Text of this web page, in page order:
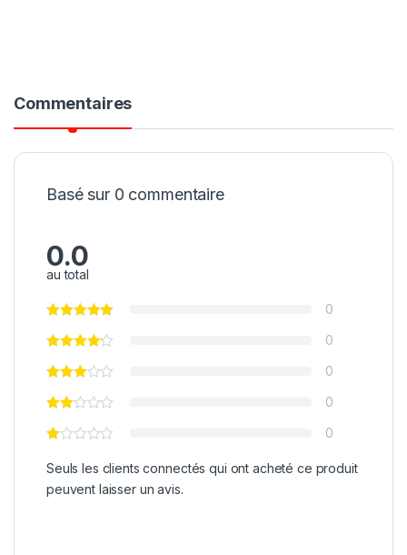
Commentaires
Basé sur 0 commentaire
0.0
au total
0
0
0
0
0
Seuls les clients connectés qui ont acheté ce produit
peuvent laisser un avis.